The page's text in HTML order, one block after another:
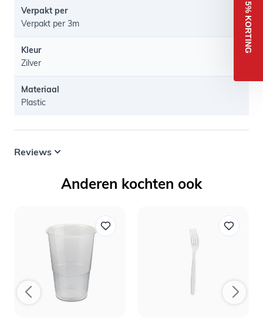
Verpakt per
Verpakt per 3m
Kleur
Zilver
Materiaal
Plastic
Reviews
Anderen kochten ook
5% KORTING